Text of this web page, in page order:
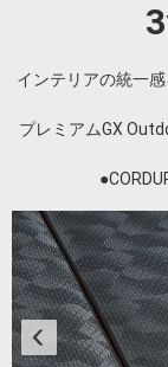
インテリアの統一
プレミアムGX